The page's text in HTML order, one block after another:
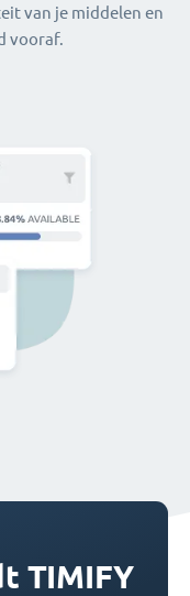
van je middelen en
vooraf.
TIMIFY